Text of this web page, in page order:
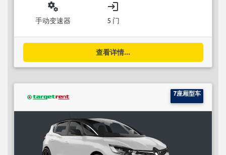
miscellaneous_services
手动变速器
login
5 门
查看详情...
7座厢型车